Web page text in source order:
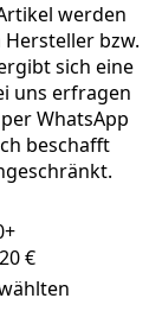
werden
bzw.
sich eine
uns erfragen
WhatsApp
beschafft
€